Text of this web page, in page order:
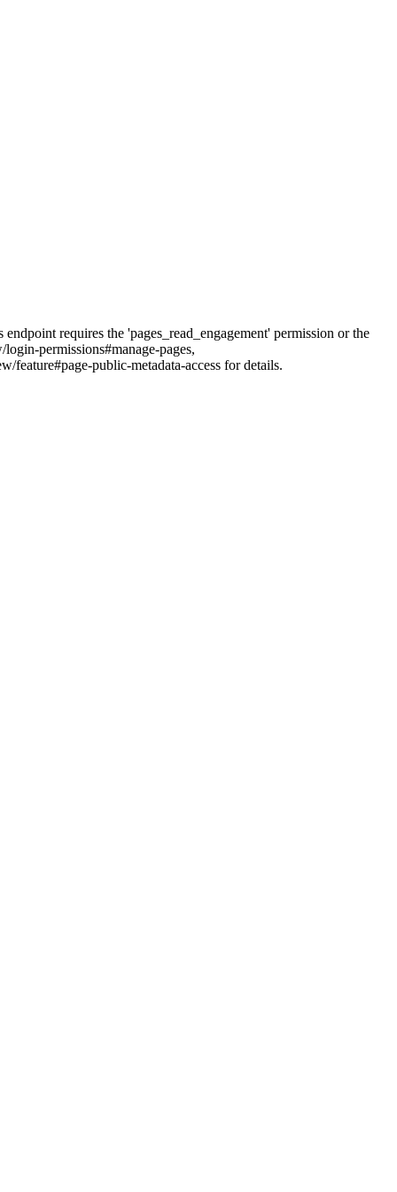
requires the 'pages_read_engagement' permission or the
permissions#manage-pages,
feature#page-public-metadata-access for details.